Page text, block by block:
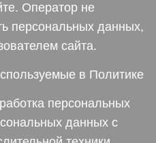
Оператор не
персональных данных,
сайта.
в Политике
персональных
данных с